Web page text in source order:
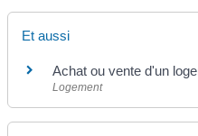
Et aussi
Achat ou vente d'un
Logement